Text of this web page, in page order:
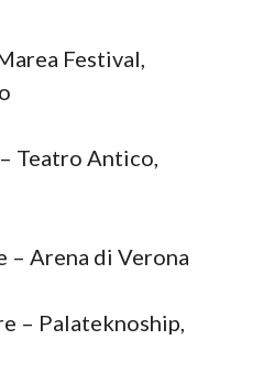
Festival,
Teatro Antico,
– Arena di Verona
– Palateknoship,